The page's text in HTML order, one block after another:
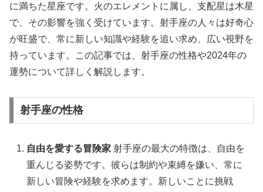
に満ちた星座です。火のエレメントに属し、支配星は木星
で、その影響を強く受けています。射手座の人々は好奇心
が旺盛で、常に新しい知識や経験を追い求め、広い視野を
持っています。この記事では、射手座の性格や2024年の
運勢について詳しく解説します。
射手座の性格
自由を愛する冒険家 射手座の最大の特徴は、自由を
重んじる姿勢です。彼らは制約や束縛を嫌い、常に
新しい冒険や経験を求めます。新しいことに挑戦